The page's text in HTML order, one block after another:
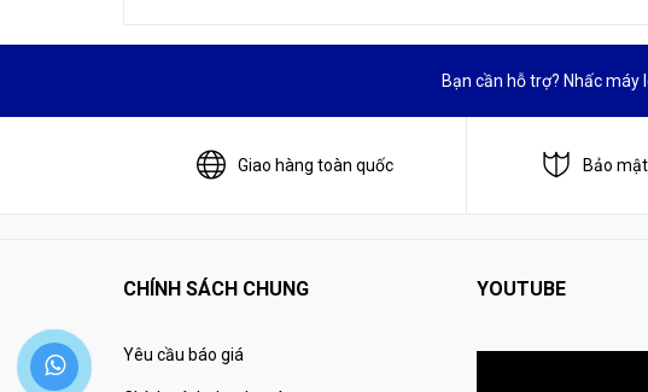
Bạn cần hỗ trợ? Nhấc máy
Giao hàng toàn quốc Bảo
CHÍNH SÁCH CHUNG
Yêu cầu báo giá
YOUTUBE